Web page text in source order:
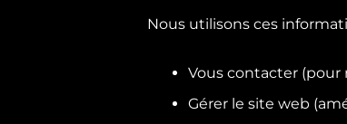
Nous utilisons ces
Vous contacter (pour
Gérer le site web